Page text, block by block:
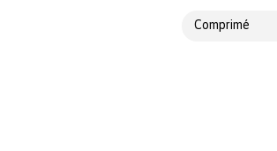
Comprimé